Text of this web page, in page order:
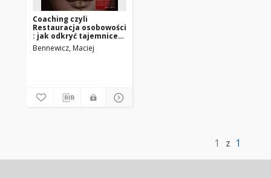
Coaching czyli
Restauracja osobowości
: jak odkryć tajemnice
szczęściarzy i potem
uzyskiwać jeszcze
Bennewicz, Maciej
1 z 1